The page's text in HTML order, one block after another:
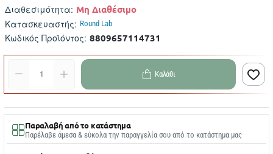
Διαθεσιμότητα: Μη Διαθέσιμο
Κατασκευαστής: Round Lab
Κωδικός Προϊόντος: 8809657114731
Καλάθι
Παραλαβή από το κατάστημα
Παρέλαβε άμεσα & εύκολα την παραγγελία σου από το κατάστημα μας